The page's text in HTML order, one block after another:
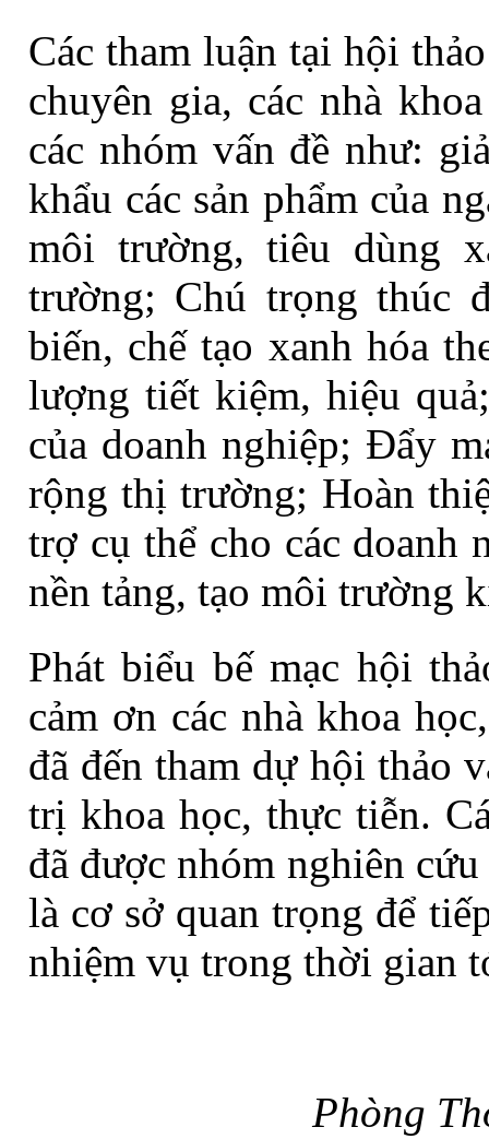
Các tham luận tại hội
chuyên gia, các nhà
các nhóm vấn đề như:
khẩu các sản phẩm của
môi trường, tiêu dùng
trường; Chú trọng thúc
biến, chế tạo xanh hóa
lượng tiết kiệm, hiệu quả
của doanh nghiệp; Đẩy
rộng thị trường; Hoàn
trợ cụ thể cho các doanh
nền tảng, tạo môi trường
Phát biểu bế mạc hội
cảm ơn các nhà khoa
đã đến tham dự hội thảo
trị khoa học, thực tiễn.
đã được nhóm nghiên
là cơ sở quan trọng để
nhiệm vụ trong thời gian
Phòng